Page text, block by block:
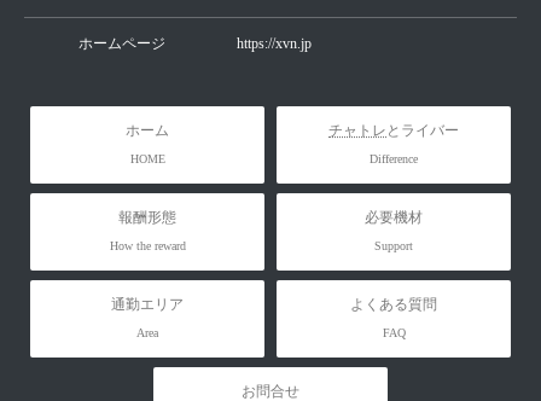
ホームページ https://xvn.jp
ホーム
HOME
チャトレ とライバー
Difference
報酬形態
How the reward
必要機材
Support
通勤エリア
Area
よくある質問
FAQ
お問合せ